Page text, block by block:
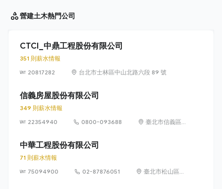
營建土木熱門公司
CTCI_中鼎工程股份有限公司
351 則薪水情報
20817282
台北市士林區中山北路六段 89 號
信義房屋股份有限公司
349 則薪水情報
22354940
0800-093688
臺北市信義區
中華工程股份有限公司
71 則薪水情報
75094900
02-87876051
臺北市松山區東